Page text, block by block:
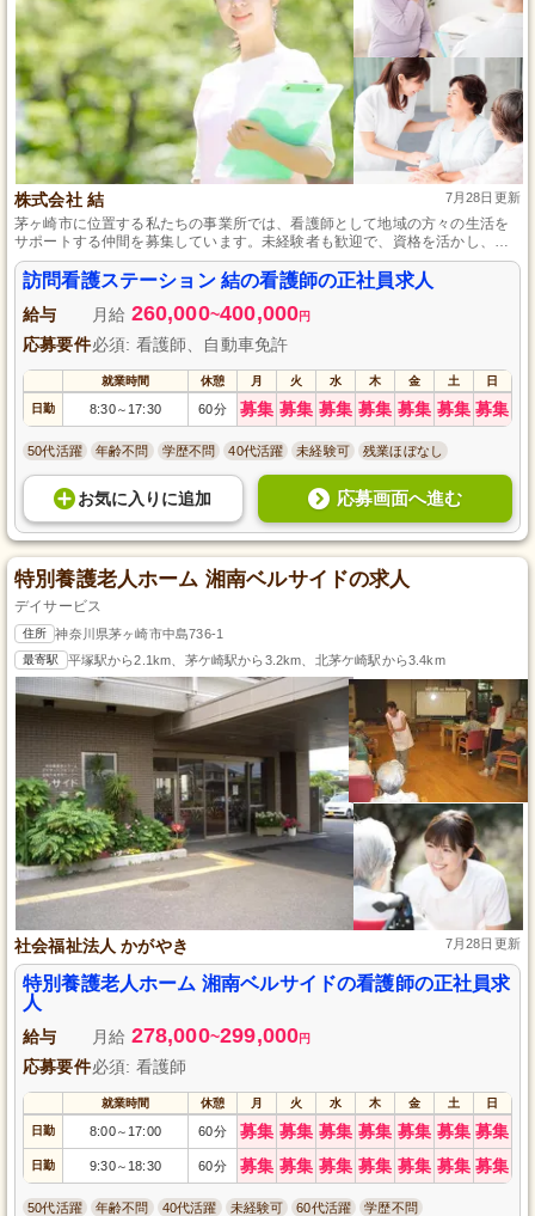
株式会社 結 7月28日更新
茅ヶ崎市に位置する私たちの事業所では、看護師として地域の方々の生活を
サポートする仲間を募集しています。未経験者も歓迎で、資格を活かし、地
域に根差した在宅の利用者さまへの訪問看護業務を担当します。安心してス
タートできるよう支援体制が整っており、自然に囲まれた環境でライフワー
クバランスを重視して働けます。
訪問看護ステーション 結の看護師の正社員求人
給与 月給 260,000~400,000円
応募要件必須: 看護師、自動車免許
就業時間 休憩 月 火 水 木 金 土 日
日勤 8:30～ 17:30 60分 募集 募集 募集 募集 募集 募集 募集
50代活躍 年齢不問 学歴不問 40代活躍 未経験可 残業ほぼなし
お気に入り に追加 応募画面へ進む
特別養護老人ホーム 湘南ベルサイドの求人
デイサービス
住所 神奈川県茅ヶ崎市中島736-1
最寄駅 平塚駅から2.1km、茅ケ崎駅から3.2km、北茅ケ崎駅から3.4km
社会福祉法人 かがやき 7月28日更新
特別養護老人ホーム 湘南ベルサイドの看護師の正社員求
人
給与 月給 278,000~299,000円
応募要件必須: 看護師
就業時間 休憩 月 火 水 木 金 土 日
日勤 8:00～ 17:00 60分 募集 募集 募集 募集 募集 募集 募集
日勤 9:30～ 18:30 60分 募集 募集 募集 募集 募集 募集 募集
50代活躍 年齢不問 40代活躍 未経験可 60代活躍 学歴不問